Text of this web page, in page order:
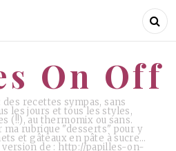
On Off
recettes sympas, sans
les jours et tous les styles,
(!!), au thermomix ou sans.
ma rubrique "desserts" pour y
et gâteaux en pâte à sucre…
version de : http://papilles-on-
On Off